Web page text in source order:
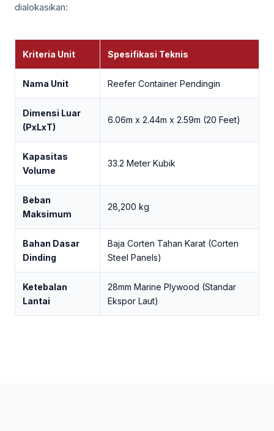
dialokasikan:
Kriteria Unit Spesifikasi Teknis
Nama Unit Reefer Container Pendingin
Dimensi Luar
(PxLxT)
6.06m x 2.44m x 2.59m (20 Feet)
Kapasitas
Volume
33.2 Meter Kubik
Beban
Maksimum
28,200 kg
Bahan Dasar
Dinding
Baja Corten Tahan Karat (Corten
Steel Panels)
Ketebalan
Lantai
28mm Marine Plywood (Standar
Ekspor Laut)